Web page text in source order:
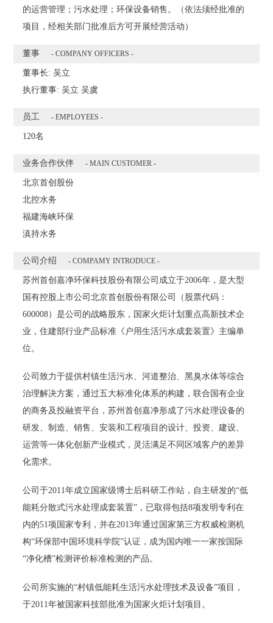
的运营管理；污水处理；环保设备销售。（依法须经批准的
项目，经相关部门批准后方可开展经营活动）
董事 - COMPANY OFFICERS -
董事长: 吴立
执行董事: 吴立 吴虞
员工 - EMPLOYEES -
120名
业务合作伙伴 - MAIN CUSTOMER -
北京首创股份
北控水务
福建海峡环保
滇持水务
公司介绍 - COMPAMY INTRODUCE -
苏州首创嘉净环保科技股份有限公司成立于2006年，是大型
国有控股上市公司北京首创股份有限公司（股票代码：
600008）是公司的战略股东，国家火炬计划重点高新技术企
业，住建部行业产品标准《户用生活污水成套装置》主编单
位。
公司致力于提供村镇生活污水、河道整治、黑臭水体等综合
治理解决方案，通过五大标准化体系的构建，联合国有企业
的商务及投融资平台，苏州首创嘉净形成了污水处理设备的
研发、制造、销售、安装和工程项目的设计、投资、建设、
运营等一体化创新产业模式，灵活满足不同区域客户的差异
化需求。
公司于2011年成立国家级博士后科研工作站，自主研发的“低
能耗分散式污水处理成套装置”，已取得包括8项发明专利在
内的51项国家专利，并在2013年通过国家第三方权威检测机
构“环保部中国环境科学院”认证，成为国内唯一一家按国际
“净化槽”检测评价标准检测的产品。
公司所实施的“村镇低能耗生活污水处理技术及设备”项目，
于2011年被国家科技部批准为国家火炬计划项目。